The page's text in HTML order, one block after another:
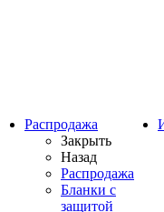
Распродажа
Закрыть
Назад
Распродажа
Бланки с
защитой